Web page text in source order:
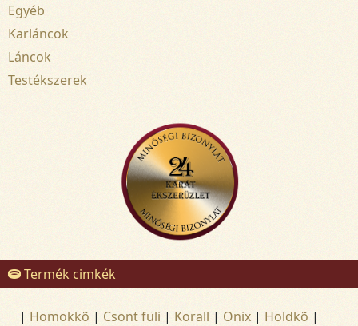
Egyéb
Karláncok
Láncok
Testékszerek
Termék cimkék
| Homokkõ | Csont füli | Korall | Onix | Holdkõ |